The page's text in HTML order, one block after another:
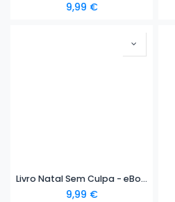
9,99 €
Livro Natal Sem Culpa - eBook
9,99 €